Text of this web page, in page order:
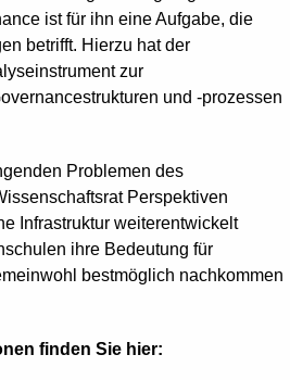
ist für ihn eine Aufgabe, die
betrifft. Hierzu hat der
zur
und -prozessen
Problemen des
Perspektiven
Infrastruktur weiterentwickelt
ihre Bedeutung für
bestmöglich nachkommen
finden Sie hier: